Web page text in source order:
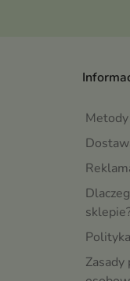
Metody
Zasady